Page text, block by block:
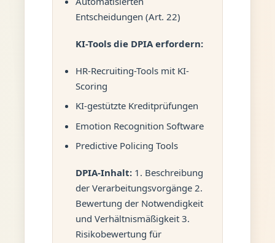
Entscheidungen (Art. 22)
KI-Tools die DPIA erfordern:
HR-Recruiting-Tools mit KI-
Scoring
KI-gestützte Kreditprüfungen
Emotion Recognition Software
Predictive Policing Tools
DPIA-Inhalt: 1. Beschreibung
der Verarbeitungsvorgänge 2.
Bewertung der Notwendigkeit
und Verhältnismäßigkeit 3.
Risikobewertung für